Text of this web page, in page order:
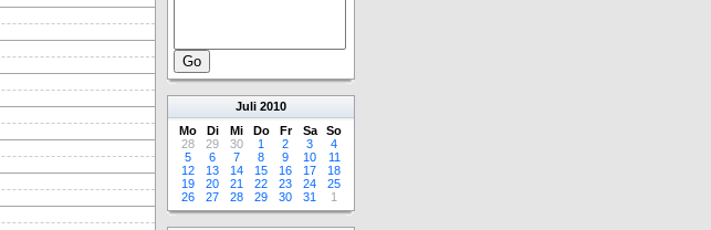
Juli 2010
Mo
Di Mi Do Fr Sa
So
28
29 30 1 2 3
4
5
6 7 8 9 10
11
12
13 14 15 16 17
18
19
20 21 22 23 24
25
26
27 28 29 30 31 1